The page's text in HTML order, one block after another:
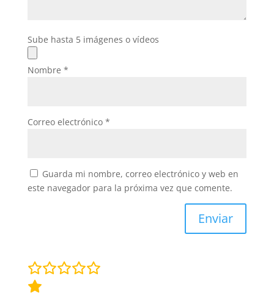
Sube hasta 5 imágenes o vídeos
Nombre *
Correo electrónico *
Guarda mi nombre, correo electrónico y web en
este navegador para la próxima vez que comente.
Enviar